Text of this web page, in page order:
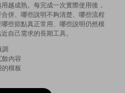
越成熟。每完成一次實際使用後，
併、哪些說明不夠清楚、哪些流程
些節點真正常用、哪些說明仍然模
自己需求的長期工具。
調
內容
模板